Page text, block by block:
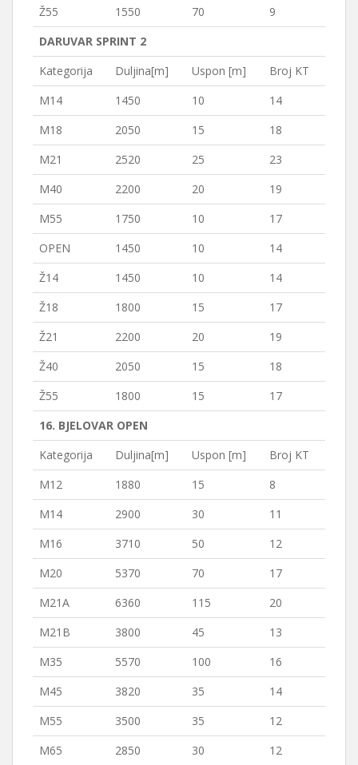
Ž55
1550 70
9
DARUVAR SPRINT 2
Kategorija
Duljina[m] Uspon [m]
Broj KT
M14
1450 10
14
M18
2050 15
18
M21
2520 25
23
M40
2200 20
19
M55
1750 10
17
OPEN
1450 10
14
Ž14
1450 10
14
Ž18
1800 15
17
Ž21
2200 20
19
Ž40
2050 15
18
Ž55
1800 15
17
16. BJELOVAR OPEN
Kategorija
Duljina[m] Uspon [m]
Broj KT
M12
1880 15
8
M14
2900 30
11
M16
3710 50
12
M20
5370 70
17
M21A
6360 115
20
M21B
3800 45
13
M35
5570 100
16
M45
3820 35
14
M55
3500 35
12
M65
2850 30 12